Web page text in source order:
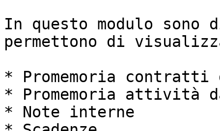
In questo modulo
permettono di
* Promemoria
* Promemoria attività
* Note interne